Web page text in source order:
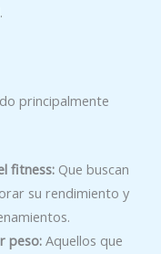
principalmente
fitness:Que buscan
su rendimiento y
peso:Aquellos que